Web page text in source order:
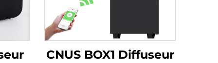
CNUS BOX1 Diffuseur